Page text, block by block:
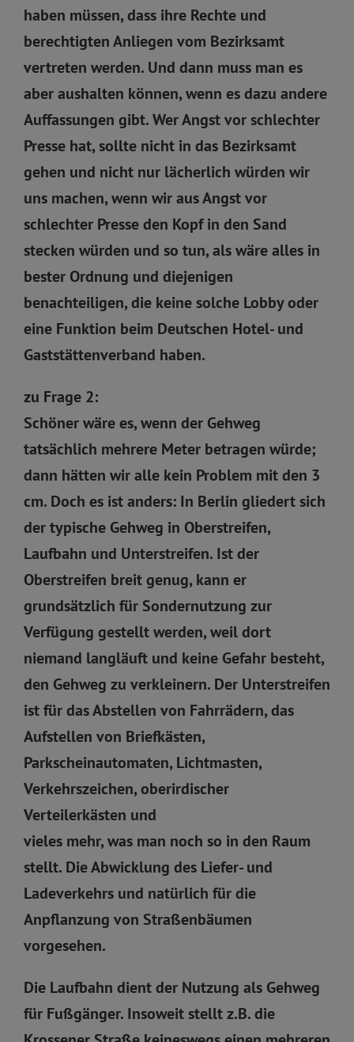
haben müssen, dass ihre Rechte und
berechtigten Anliegen vom Bezirksamt
vertreten werden. Und dann muss man es
aber aushalten können, wenn es dazu andere
Auffassungen gibt. Wer Angst vor schlechter
Presse hat, sollte nicht in das Bezirksamt
gehen und nicht nur lächerlich würden wir
uns machen, wenn wir aus Angst vor
schlechter Presse den Kopf in den Sand
stecken würden und so tun, als wäre alles in
bester Ordnung und diejenigen
benachteiligen, die keine solche Lobby oder
eine Funktion beim Deutschen Hotel- und
Gaststättenverband haben.
zu Frage 2:
Schöner wäre es, wenn der Gehweg
tatsächlich mehrere Meter betragen würde;
dann hätten wir alle kein Problem mit den 3
cm. Doch es ist anders: In Berlin gliedert sich
der typische Gehweg in Oberstreifen,
Laufbahn und Unterstreifen. Ist der
Oberstreifen breit genug, kann er
grundsätzlich für Sondernutzung zur
Verfügung gestellt werden, weil dort
niemand langläuft und keine Gefahr besteht,
den Gehweg zu verkleinern. Der Unterstreifen
ist für das Abstellen von Fahrrädern, das
Aufstellen von Briefkästen,
Parkscheinautomaten, Lichtmasten,
Verkehrszeichen, oberirdischer
Verteilerkästen und
vieles mehr, was man noch so in den Raum
stellt. Die Abwicklung des Liefer- und
Ladeverkehrs und natürlich für die
Anpflanzung von Straßenbäumen
vorgesehen.
Die Laufbahn dient der Nutzung als Gehweg
für Fußgänger. Insoweit stellt z.B. die